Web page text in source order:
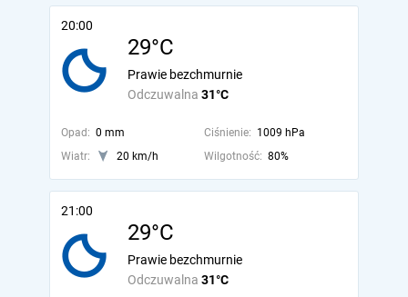
20:00
29°C
Odczuwalna 31°C
Prawie bezchmurnie
Opad: 0 mm Ciśnienie: 1009 hPa
Wiatr:
20 km/h Wilgotność: 80%
21:00
29°C
Odczuwalna 31°C
Prawie bezchmurnie